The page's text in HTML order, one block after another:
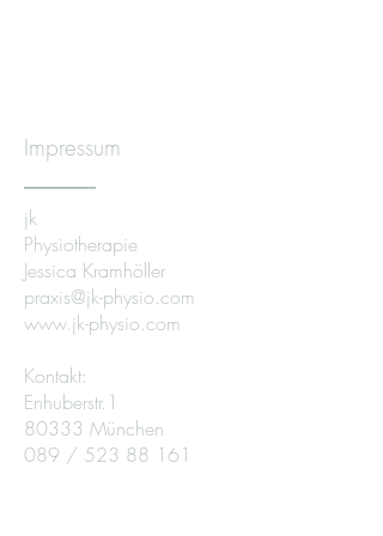
Impressum
jk
Physiotherapie
Jessica Kramhöller
praxis@jk-physio.com
www.jk-physio.com
Kontakt:
Enhuberstr.1
80333 München
089 / 523 88 161